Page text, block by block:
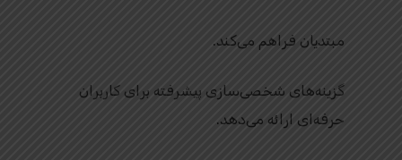
مبتدیان فراهم می‌کند.
گزینه‌های شخصی‌سازی پیشرفته برای کاربران
حرفه‌ای ارائه می‌دهد.